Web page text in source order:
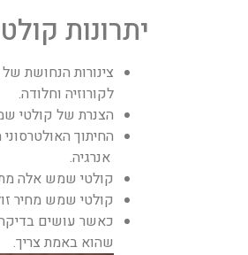
יתרונות
צינורות הנחושת
לקורוזיה וחלודה.
הצנרת של קולטי
החיתוך
אנרגיה.
קולטי שמש אלה
קולטי שמש מחיר
כאשר עושים
שהוא באמת צריך.